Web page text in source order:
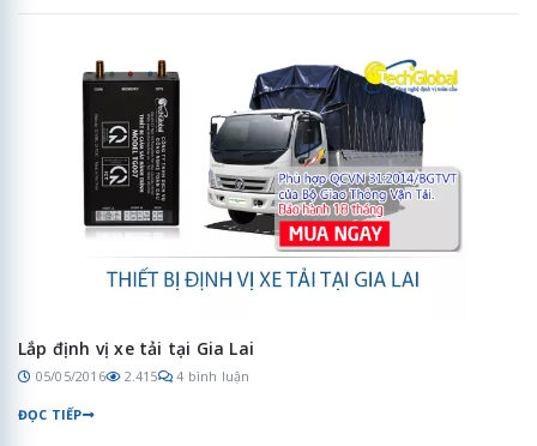
Lắp định vị xe tải tại Gia Lai
05/05/2016 2.415 4 bình luận
ĐỌC TIẾP